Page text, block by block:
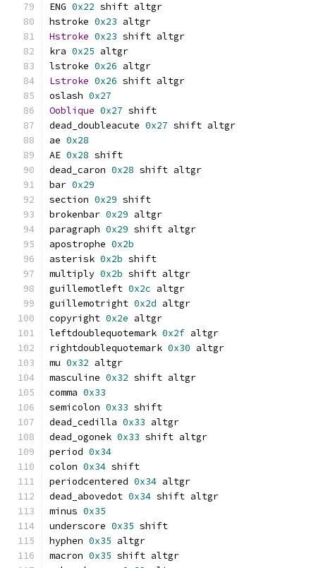
ENG 0x22 shift altgr
hstroke 0x23 altgr
Hstroke 0x23 shift altgr
kra 0x25 altgr
lstroke 0x26 altgr
Lstroke 0x26 shift altgr
oslash 0x27
Ooblique 0x27 shift
dead_doubleacute 0x27 shift altgr
ae 0x28
AE 0x28 shift
dead_caron 0x28 shift altgr
bar 0x29
section 0x29 shift
brokenbar 0x29 altgr
paragraph 0x29 shift altgr
apostrophe 0x2b
asterisk 0x2b shift
multiply 0x2b shift altgr
guillemotleft 0x2c altgr
guillemotright 0x2d altgr
copyright 0x2e altgr
leftdoublequotemark 0x2f altgr
rightdoublequotemark 0x30 altgr
mu 0x32 altgr
masculine 0x32 shift altgr
comma 0x33
semicolon 0x33 shift
dead_cedilla 0x33 altgr
dead_ogonek 0x33 shift altgr
period 0x34
colon 0x34 shift
periodcentered 0x34 altgr
dead_abovedot 0x34 shift altgr
minus 0x35
underscore 0x35 shift
hyphen 0x35 altgr
macron 0x35 shift altgr